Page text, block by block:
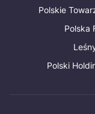
Polskie
Polska
Polski